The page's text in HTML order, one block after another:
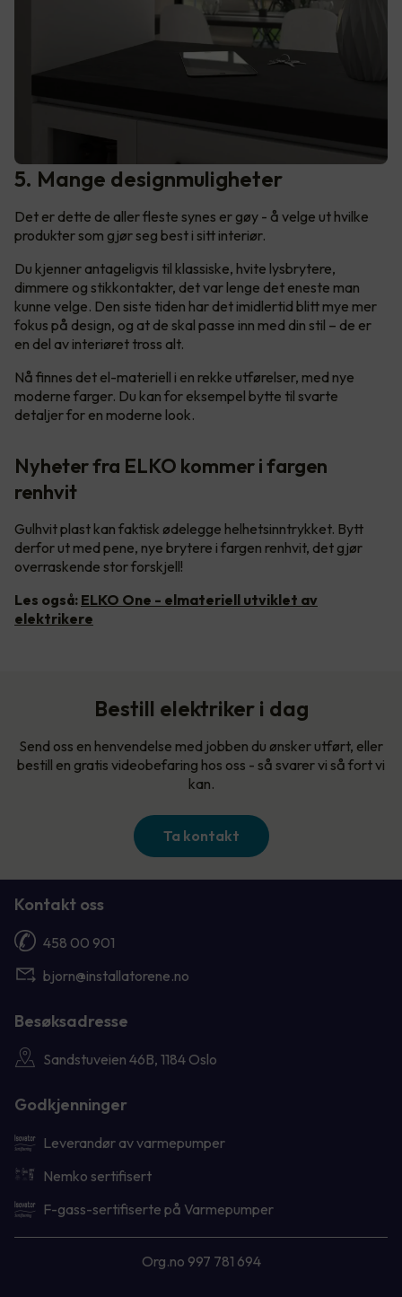
5. Mange designmuligheter
Det er dette de aller fleste synes er gøy - å velge ut hvilke
produkter som gjør seg best i sitt interiør.
Du kjenner antageligvis til klassiske, hvite lysbrytere,
dimmere og stikkontakter, det var lenge det eneste man
kunne velge. Den siste tiden har det imidlertid blitt mye mer
fokus på design, og at de skal passe inn med din stil – de er
en del av interiøret tross alt.
Nå finnes det el-materiell i en rekke utførelser, med nye
moderne farger. Du kan for eksempel bytte til svarte
detaljer for en moderne look.
Nyheter fra ELKO kommer i fargen
renhvit
Gulhvit plast kan faktisk ødelegge helhetsinntrykket. Bytt
derfor ut med pene, nye brytere i fargen renhvit, det gjør
overraskende stor forskjell!
Les også: ELKO One - elmateriell utviklet av
elektrikere
Bestill elektriker i dag
Send oss en henvendelse med jobben du ønsker utført, eller
bestill en gratis videobefaring hos oss - så svarer vi så fort vi
kan.
Ta kontakt
Kontakt oss
458 00 901
bjorn@installatorene.no
Besøksadresse
Sandstuveien 46B, 1184 Oslo
Godkjenninger
Leverandør av varmepumper
Nemko sertifisert
F-gass-sertifiserte på Varmepumper
Org.no 997 781 694